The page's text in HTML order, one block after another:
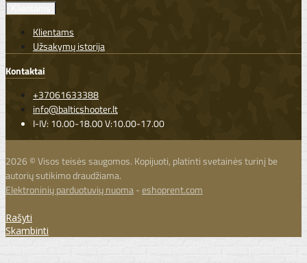
Klientams
Užsakymų istorija
Kontaktai
+37061633388
info@balticshooter.lt
I-IV: 10.00-18.00 V:10.00-17.00
2026 © Visos teisės saugomos. Kopijuoti, platinti svetainės turinį be
autorių sutikimo draudžiama.
Elektroninių parduotuvių nuoma-eshoprent.com
Rašyti
Skambinti